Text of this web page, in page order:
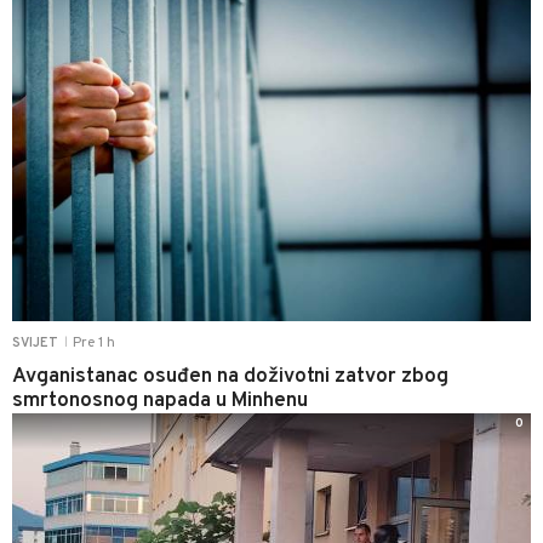
SVIJET Pre 1 h
Avganistanac osuđen na doživotni zatvor zbog
smrtonosnog napada u Minhenu
0